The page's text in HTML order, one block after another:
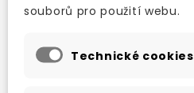
souborů pro použití webu.
Technické cookies